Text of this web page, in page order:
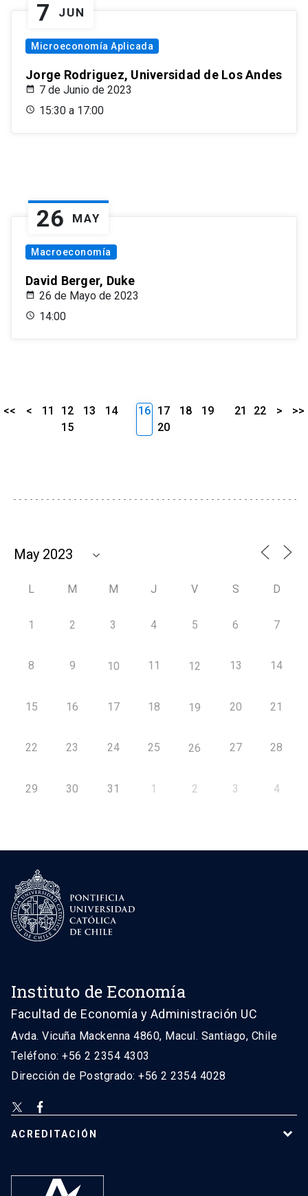
7 JUN
Microeconomía Aplicada
Jorge Rodriguez, Universidad de Los Andes
7 de Junio de 2023
15:30 a 17:00
26 MAY
Macroeconomía
David Berger, Duke
26 de Mayo de 2023
14:00
<< < 11 12 13
14
15
16 17 18
19
20
21 22 > >>
L M M J V S D
1 2 3 4 5 6 7
8 9 10 11 12 13 14
15 16 17 18 19 20 21
22 23 24 25 26 27 28
29 30 31 1 2 3 4
Instituto de Economía
Facultad de Economía y Administración UC
Avda. Vicuña Mackenna 4860, Macul. Santiago, Chile
Teléfono: +56 2 2354 4303
Dirección de Postgrado: +56 2 2354 4028
ACREDITACIÓN